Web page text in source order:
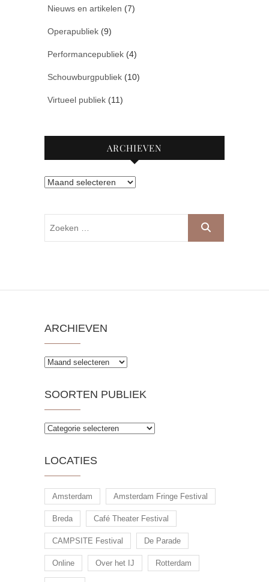
Nieuws en artikelen (7)
Operapubliek (9)
Performancepubliek (4)
Schouwburgpubliek (10)
Virtueel publiek (11)
ARCHIEVEN
Archieven
Zoeken
ARCHIEVEN
Archieven
SOORTEN PUBLIEK
Soorten
LOCATIES
Amsterdam Amsterdam Fringe Festival
Breda Café Theater Festival
CAMPSITE Festival De Parade
Online Over het IJ Rotterdam